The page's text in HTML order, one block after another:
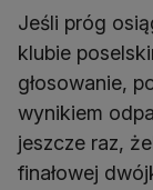
Jeśli próg
klubie
głosowanie,
wynikiem
jeszcze raz,
finałowej